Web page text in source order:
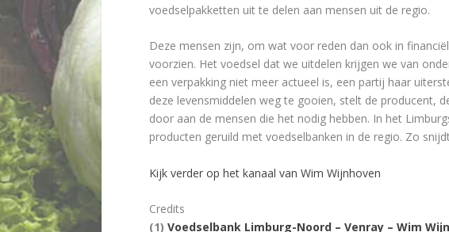
voedselpakketten uit te delen aan mensen uit de regio.
Deze mensen zijn, om wat voor reden dan ook in
voorzien. Het voedsel dat we uitdelen krijgen we van
een verpakking niet meer actueel is, een partij haar
deze levensmiddelen weg te gooien, stelt de producent,
door aan de mensen die het nodig hebben. In het
producten geruild met voedselbanken in de regio. Zo
Kijk verder op het kanaal van Wim Wijnhoven
Credits
(1) Voedselbank Limburg-Noord – Venray – Wim